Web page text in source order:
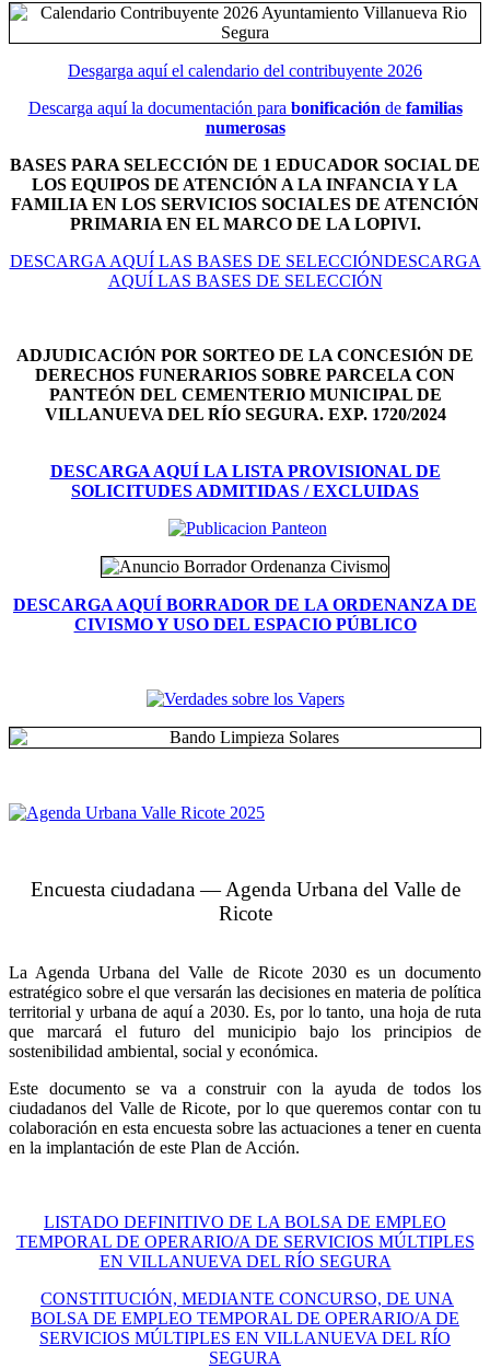
Desgarga aquí el calendario del contribuyente 2026
Descarga aquí la documentación para bonificación de familias
numerosas
BASES PARA SELECCIÓN DE 1 EDUCADOR SOCIAL DE
LOS EQUIPOS DE ATENCIÓN A LA INFANCIA Y LA
FAMILIA EN LOS SERVICIOS SOCIALES DE ATENCIÓN
PRIMARIA EN EL MARCO DE LA LOPIVI.
DESCARGA AQUÍ LAS BASES DE SELECCIÓNDESCARGA
AQUÍ LAS BASES DE SELECCIÓN
ADJUDICACIÓN POR SORTEO DE LA CONCESIÓN DE
DERECHOS FUNERARIOS SOBRE PARCELA CON
PANTEÓN DEL CEMENTERIO MUNICIPAL DE
VILLANUEVA DEL RÍO SEGURA. EXP. 1720/2024
DESCARGA AQUÍ LA LISTA PROVISIONAL DE
SOLICITUDES ADMITIDAS / EXCLUIDAS
DESCARGA AQUÍ BORRADOR DE LA ORDENANZA DE
CIVISMO Y USO DEL ESPACIO PÚBLICO
Encuesta ciudadana — Agenda Urbana del Valle de
Ricote
La Agenda Urbana del Valle de Ricote 2030 es un documento
estratégico sobre el que versarán las decisiones en materia de política
territorial y urbana de aquí a 2030. Es, por lo tanto, una hoja de ruta
que marcará el futuro del municipio bajo los principios de
sostenibilidad ambiental, social y económica.
Este documento se va a construir con la ayuda de todos los
ciudadanos del Valle de Ricote, por lo que queremos contar con tu
colaboración en esta encuesta sobre las actuaciones a tener en cuenta
en la implantación de este Plan de Acción.
LISTADO DEFINITIVO DE LA BOLSA DE EMPLEO
TEMPORAL DE OPERARIO/A DE SERVICIOS MÚLTIPLES
EN VILLANUEVA DEL RÍO SEGURA
CONSTITUCIÓN, MEDIANTE CONCURSO, DE UNA
BOLSA DE EMPLEO TEMPORAL DE OPERARIO/A DE
SERVICIOS MÚLTIPLES EN VILLANUEVA DEL RÍO
SEGURA